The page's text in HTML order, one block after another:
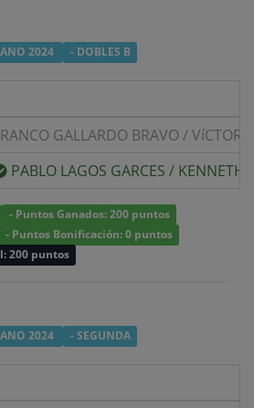
2024 - DOBLES B
GALLARDO BRAVO /VíCTOR
PABLO LAGOS GARCES / KENNETH
- Puntos Ganados: 200 puntos
- Puntos Bonificación: 0 puntos
200 puntos
2024 - SEGUNDA